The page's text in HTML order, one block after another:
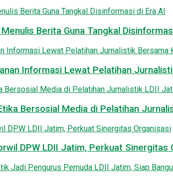
Berita Guna Tangkal
Informasi Lewat Pelatihan
Bersosial Media di Pelatihan
DPW LDII Jatim, Perkuat Sinergitas